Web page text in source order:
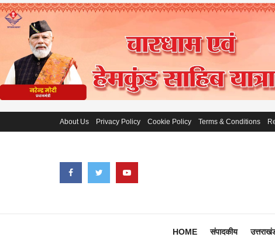
About Us Privacy Policy Cookie Policy Terms & Conditions
HOME संपादकीय